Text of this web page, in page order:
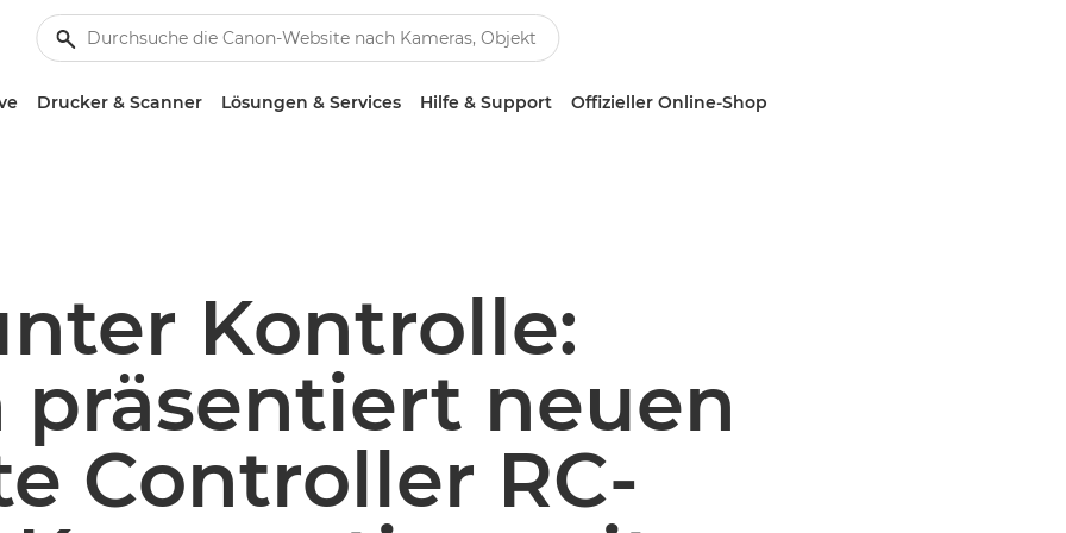
Drucker & Scanner Lösungen & Services Hilfe & Support Offizieller Online-Shop
Kontrolle:
präsentiert neuen
Controller RC-